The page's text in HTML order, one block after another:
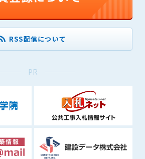
RSS配信について
PR
本サービスの利用に関連し、第三者から
請求等がなされまたは訴訟が提起された
自らの費用と責任においてこれを解決す
を一切免責するものとします。
掲載されている広告等によって行われる
一切責任を負いません。
力、または保守・点検・加入者の利便性
等の為に本サービスの運用を停止するこ
止については事前に建設資料館WEB上で
緊急時はその限りではありません。